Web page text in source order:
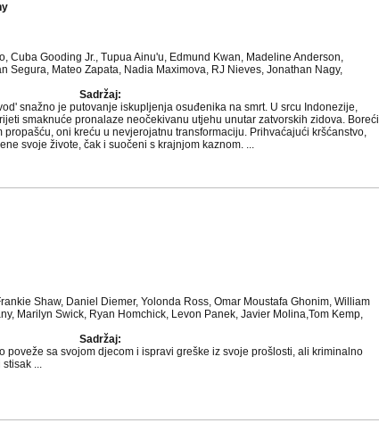
Cuba Gooding Jr., Tupua Ainu'u, Edmund Kwan, Madeline Anderson,
Segura, Mateo Zapata, Nadia Maximova, RJ Nieves, Jonathan Nagy,
Sadržaj:
snažno je putovanje iskupljenja osuđenika na smrt. U srcu Indonezije,
smaknuće pronalaze neočekivanu utjehu unutar zatvorskih zidova. Boreći
oni kreću u nevjerojatnu transformaciju. Prihvaćajući kršćanstvo,
svoje živote, čak i suočeni s krajnjom kaznom. ...
Shaw, Daniel Diemer, Yolonda Ross, Omar Moustafa Ghonim, William
Marilyn Swick, Ryan Homchick, Levon Panek, Javier Molina,Tom Kemp,
Sadržaj:
poveže sa svojom djecom i ispravi greške iz svoje prošlosti, ali kriminalno
...